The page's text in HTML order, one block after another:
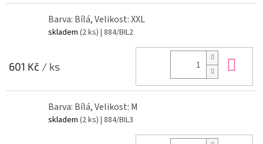
Barva: Bílá, Velikost: XXL
skladem (2 ks) | 884/BIL2
601 Kč / ks
Barva: Bílá, Velikost: M
skladem (2 ks) | 884/BIL3